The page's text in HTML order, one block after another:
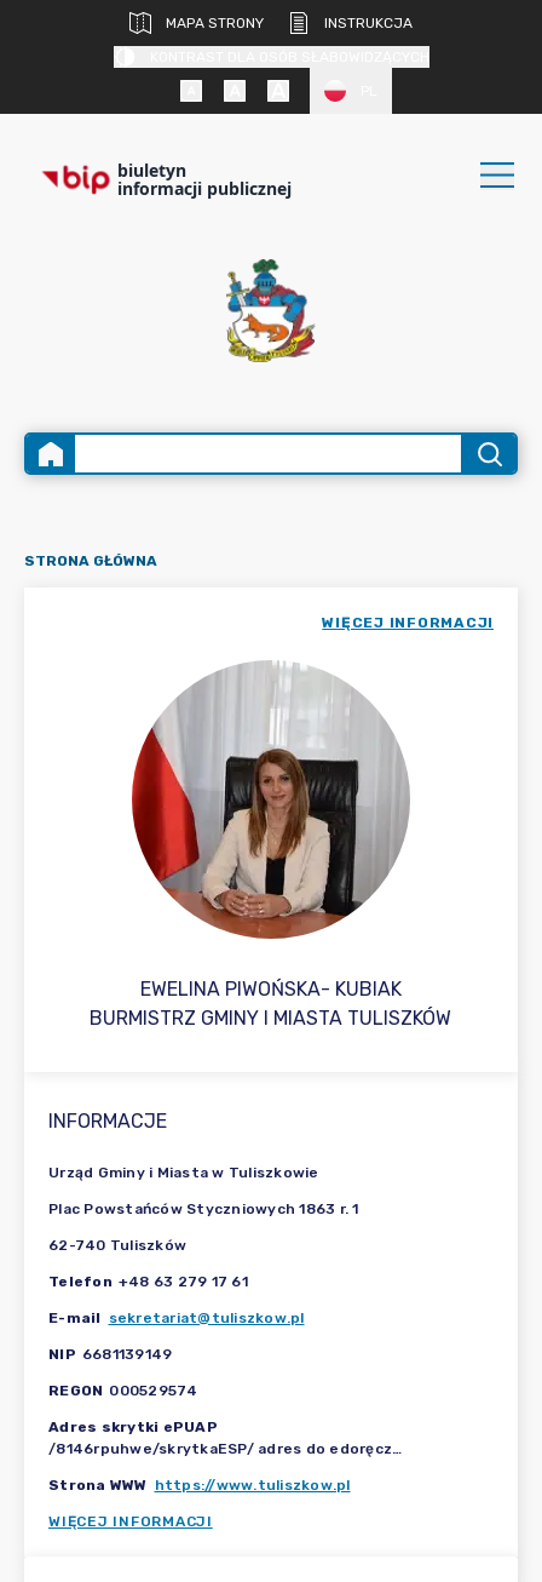
MAPA STRONY
INSTRUKCJA
biuletyn
informacji publicznej
STRONA GŁÓWNA
EWELINA PIWOŃSKA- KUBIAK
WIĘCEJ INFORMACJI
BURMISTRZ GMINY I MIASTA TULISZKÓW
INFORMACJE
Urząd Gminy i Miasta w Tuliszkowie
Plac Powstańców Styczniowych 1863 r. 1
62-740 Tuliszków
Telefon +48 63 279 17 61
E-mail sekretariat@tuliszkow.pl
NIP 6681139149
REGON 000529574
Adres skrytki ePUAP
/8146rpuhwe/skrytkaESP/ adres do edoręczeń: AE:PL-67680-72391-DSJUT-33
Strona WWW https://www.tuliszkow.pl
WIĘCEJ INFORMACJI